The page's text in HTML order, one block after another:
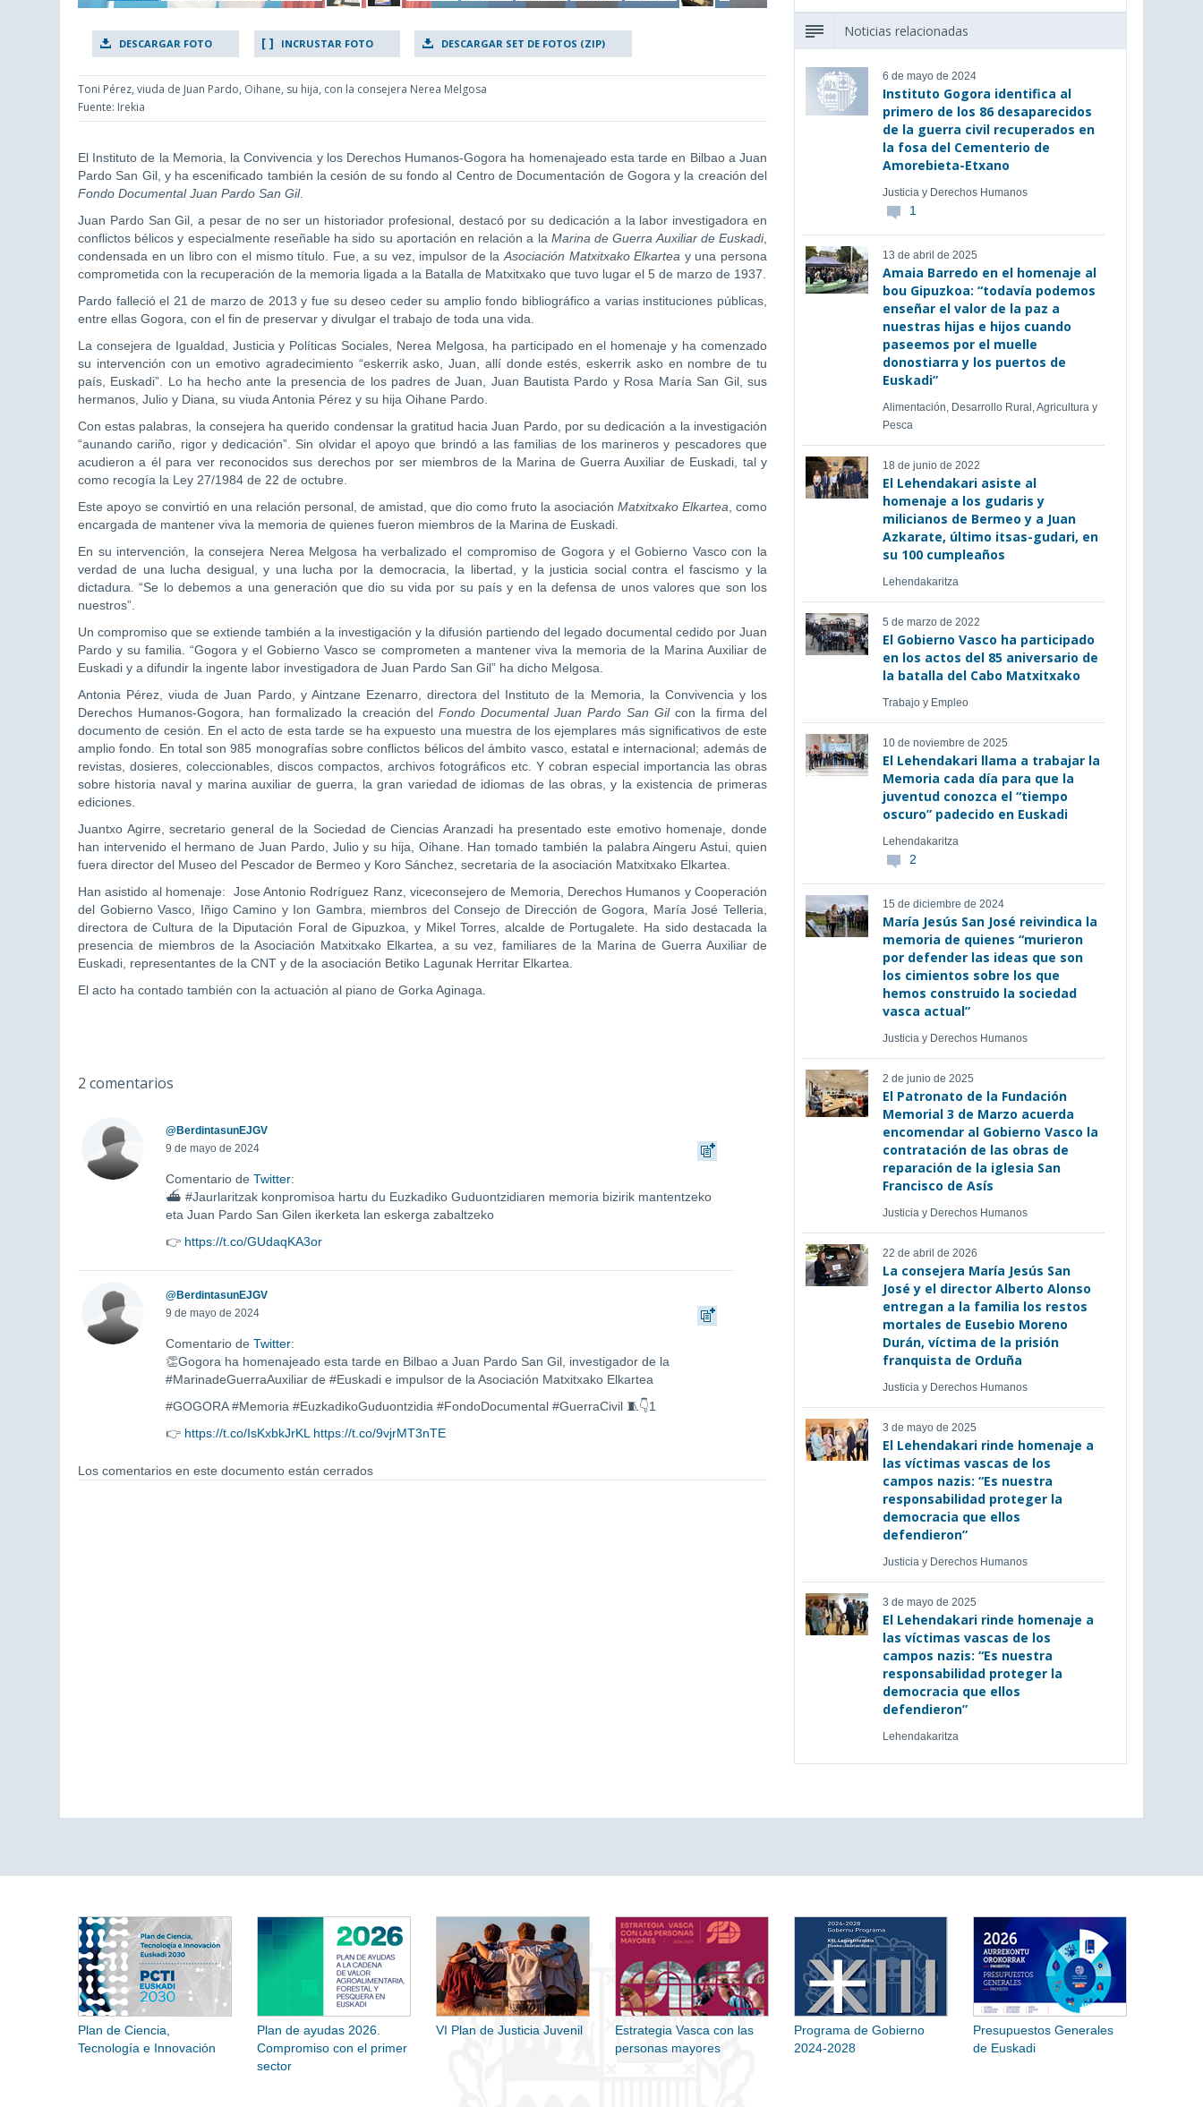
DESCARGAR FOTO INCRUSTAR FOTO DESCARGAR SET DE FOTOS (ZIP)
Toni Pérez, viuda de Juan Pardo, Oihane, su hija, con la consejera Nerea Melgosa
Fuente: Irekia
El Instituto de la Memoria, la Convivencia y los Derechos Humanos-Gogora ha homenajeado esta tarde en Bilbao a Juan
Pardo San Gil, y ha escenificado también la cesión de su fondo al Centro de Documentación de Gogora y la creación del
Fondo Documental Juan Pardo San Gil.
Juan Pardo San Gil, a pesar de no ser un historiador profesional, destacó por su dedicación a la labor investigadora en
conflictos bélicos y especialmente reseñable ha sido su aportación en relación a la Marina de Guerra Auxiliar de Euskadi,
condensada en un libro con el mismo título. Fue, a su vez, impulsor de la Asociación Matxitxako Elkartea y una persona
comprometida con la recuperación de la memoria ligada a la Batalla de Matxitxako que tuvo lugar el 5 de marzo de 1937.
Pardo falleció el 21 de marzo de 2013 y fue su deseo ceder su amplio fondo bibliográfico a varias instituciones públicas,
entre ellas Gogora, con el fin de preservar y divulgar el trabajo de toda una vida.
La consejera de Igualdad, Justicia y Políticas Sociales, Nerea Melgosa, ha participado en el homenaje y ha comenzado
su intervención con un emotivo agradecimiento “eskerrik asko, Juan, allí donde estés, eskerrik asko en nombre de tu
país, Euskadi”. Lo ha hecho ante la presencia de los padres de Juan, Juan Bautista Pardo y Rosa María San Gil, sus
hermanos, Julio y Diana, su viuda Antonia Pérez y su hija Oihane Pardo.
Con estas palabras, la consejera ha querido condensar la gratitud hacia Juan Pardo, por su dedicación a la investigación
“aunando cariño, rigor y dedicación”. Sin olvidar el apoyo que brindó a las familias de los marineros y pescadores que
acudieron a él para ver reconocidos sus derechos por ser miembros de la Marina de Guerra Auxiliar de Euskadi, tal y
como recogía la Ley 27/1984 de 22 de octubre.
Este apoyo se convirtió en una relación personal, de amistad, que dio como fruto la asociación Matxitxako Elkartea , como
encargada de mantener viva la memoria de quienes fueron miembros de la Marina de Euskadi.
En su intervención, la consejera Nerea Melgosa ha verbalizado el compromiso de Gogora y el Gobierno Vasco con la
verdad de una lucha desigual, y una lucha por la democracia, la libertad, y la justicia social contra el fascismo y la
dictadura. “Se lo debemos a una generación que dio su vida por su país y en la defensa de unos valores que son los
nuestros”.
Un compromiso que se extiende también a la investigación y la difusión partiendo del legado documental cedido por Juan
Pardo y su familia. “Gogora y el Gobierno Vasco se comprometen a mantener viva la memoria de la Marina Auxiliar de
Euskadi y a difundir la ingente labor investigadora de Juan Pardo San Gil” ha dicho Melgosa.
Antonia Pérez, viuda de Juan Pardo, y Aintzane Ezenarro, directora del Instituto de la Memoria, la Convivencia y los
Derechos Humanos-Gogora, han formalizado la creación del Fondo Documental Juan Pardo San Gilcon la firma del
documento de cesión. En el acto de esta tarde se ha expuesto una muestra de los ejemplares más significativos de este
amplio fondo. En total son 985 monografías sobre conflictos bélicos del ámbito vasco, estatal e internacional; además de
revistas, dosieres, coleccionables, discos compactos, archivos fotográficos etc. Y cobran especial importancia las obras
sobre historia naval y marina auxiliar de guerra, la gran variedad de idiomas de las obras, y la existencia de primeras
ediciones.
Juantxo Agirre, secretario general de la Sociedad de Ciencias Aranzadi ha presentado este emotivo homenaje, donde
han intervenido el hermano de Juan Pardo, Julio y su hija, Oihane. Han tomado también la palabra Aingeru Astui, quien
fuera director del Museo del Pescador de Bermeo y Koro Sánchez, secretaria de la asociación Matxitxako Elkartea.
Han asistido al homenaje: Jose Antonio Rodríguez Ranz, viceconsejero de Memoria, Derechos Humanos y Cooperación
del Gobierno Vasco, Iñigo Camino y Ion Gambra, miembros del Consejo de Dirección de Gogora, María José Telleria,
directora de Cultura de la Diputación Foral de Gipuzkoa, y Mikel Torres, alcalde de Portugalete. Ha sido destacada la
presencia de miembros de la Asociación Matxitxako Elkartea, a su vez, familiares de la Marina de Guerra Auxiliar de
Euskadi, representantes de la CNT y de la asociación Betiko Lagunak Herritar Elkartea.
El acto ha contado también con la actuación al piano de Gorka Aginaga.
2 comentarios
@BerdintasunEJGV
9 de mayo de 2024
Comentario deTwitter:
⛴️ #Jaurlaritzak konpromisoa hartu du Euzkadiko Guduontzidiaren memoria bizirik mantentzeko
eta Juan Pardo San Gilen ikerketa lan eskerga zabaltzeko
👉 https://t.co/GUdaqKA3or
@BerdintasunEJGV
9 de mayo de 2024
Comentario deTwitter:
👏Gogora ha homenajeado esta tarde en Bilbao a Juan Pardo San Gil, investigador de la
#MarinadeGuerraAuxiliar de #Euskadi e impulsor de la Asociación Matxitxako Elkartea
#GOGORA #Memoria #EuzkadikoGuduontzidia #FondoDocumental #GuerraCivil 🧵👇1
👉 https://t.co/IsKxbkJrKL https://t.co/9vjrMT3nTE
Los comentarios en este documento están cerrados
Noticias relacionadas
6 de mayo de 2024
Instituto Gogora identifica al
primero de los 86 desaparecidos
de la guerra civil recuperados en
la fosa del Cementerio de
Amorebieta-Etxano
Justicia y Derechos Humanos
1
13 de abril de 2025
Amaia Barredo en el homenaje al
bou Gipuzkoa: “todavía podemos
enseñar el valor de la paz a
nuestras hijas e hijos cuando
paseemos por el muelle
donostiarra y los puertos de
Euskadi”
Alimentación, Desarrollo Rural, Agricultura y
Pesca
18 de junio de 2022
El Lehendakari asiste al
homenaje a los gudaris y
milicianos de Bermeo y a Juan
Azkarate, último itsas-gudari, en
su 100 cumpleaños
Lehendakaritza
5 de marzo de 2022
El Gobierno Vasco ha participado
en los actos del 85 aniversario de
la batalla del Cabo Matxitxako
Trabajo y Empleo
10 de noviembre de 2025
El Lehendakari llama a trabajar la
Memoria cada día para que la
juventud conozca el “tiempo
oscuro” padecido en Euskadi
Lehendakaritza
2
15 de diciembre de 2024
María Jesús San José reivindica la
memoria de quienes “murieron
por defender las ideas que son
los cimientos sobre los que
hemos construido la sociedad
vasca actual”
Justicia y Derechos Humanos
2 de junio de 2025
El Patronato de la Fundación
Memorial 3 de Marzo acuerda
encomendar al Gobierno Vasco la
contratación de las obras de
reparación de la iglesia San
Francisco de Asís
Justicia y Derechos Humanos
22 de abril de 2026
La consejera María Jesús San
José y el director Alberto Alonso
entregan a la familia los restos
mortales de Eusebio Moreno
Durán, víctima de la prisión
franquista de Orduña
Justicia y Derechos Humanos
3 de mayo de 2025
El Lehendakari rinde homenaje a
las víctimas vascas de los
campos nazis: “Es nuestra
responsabilidad proteger la
democracia que ellos
defendieron”
Justicia y Derechos Humanos
3 de mayo de 2025
El Lehendakari rinde homenaje a
las víctimas vascas de los
campos nazis: “Es nuestra
responsabilidad proteger la
democracia que ellos
defendieron”
Lehendakaritza
Plan de Ciencia,
Tecnología e Innovación
Plan de ayudas 2026.
Compromiso con el primer
sector
VI Plan de Justicia Juvenil
Estrategia Vasca con las
personas mayores
Programa de Gobierno
2024-2028
Presupuestos Generales
de Euskadi